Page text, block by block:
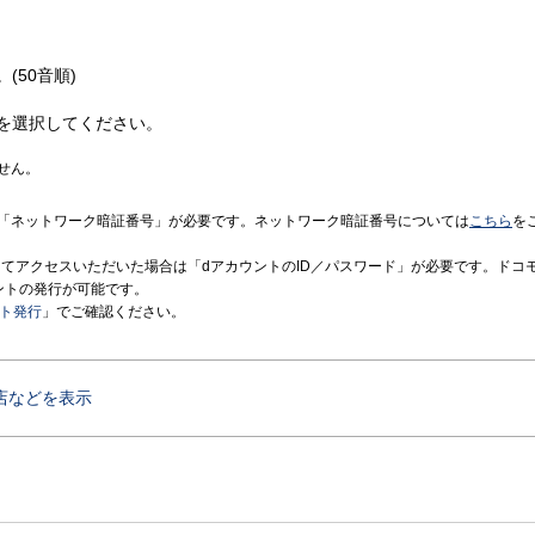
(50音順)
択してください。
ん。
ネットワーク暗証番号」が必要です。ネットワーク暗証番号についてはこちら を
アクセスいただいた場合は「dアカウントのID／パスワード」が必要です。ドコ
の発行が可能です。
発行 」でご確認ください。
などを表示